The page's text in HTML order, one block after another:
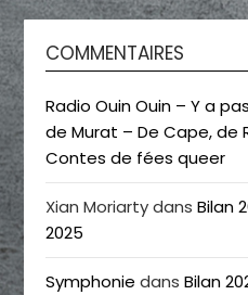
COMMENTAIRES
Radio Ouin Ouin – Y a
de Murat – De Cape, de
Contes de fées queer
Xian MoriartydansBilan
2025
Symphonie dansBilan